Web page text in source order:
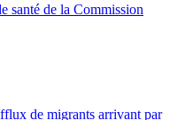
santé de la Commission
de migrants arrivant par